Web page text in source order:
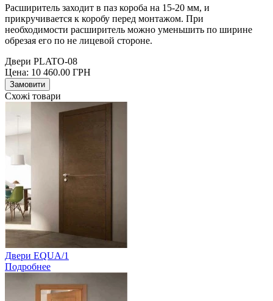
Расширитель заходит в паз короба на 15-20 мм, и
прикручивается к коробу перед монтажом. При
необходимости расширитель можно уменьшить по ширине
обрезая его по не лицевой стороне.
Двери PLATO-08
Цена: 10 460.00 ГРН
Замовити
Схожі товари
Двери EQUA/1
Подробнее